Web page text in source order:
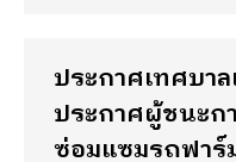
ประกาศเทศบา
ประกาศผู้ชนะก
ซ่อมแซมรถฟาร์